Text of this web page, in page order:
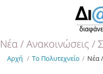
Νέα / Ανακοινώσεις /
Αρχή / Το Πολυτεχνείο / Νέα